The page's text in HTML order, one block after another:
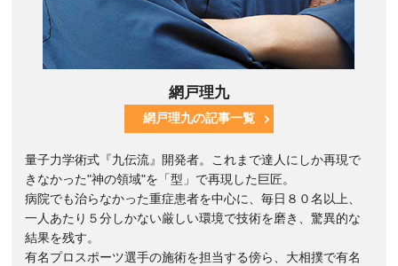
網戸理九
網戸理九の記事一覧
量子力学術式『九伝流』開発者。これまで達人にしか再現で
きなかった"神の領域"を「型」で再現した巨匠。
病院でも治らなかった重症患者を中心に、毎日８０名以上、
一人あたり５分しかない厳しい環境で技術を磨き、驚異的な
結果を残す。
有名プロスポーツ選手の施術を担当する傍ら、大相撲で有名